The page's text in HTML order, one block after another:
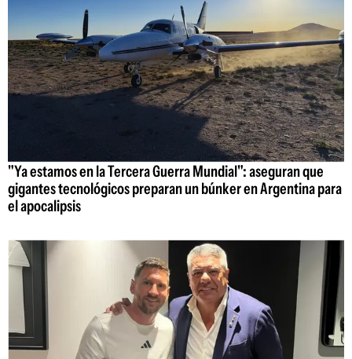
"Ya estamos en la Tercera Guerra Mundial": aseguran que
gigantes tecnológicos preparan un búnker en Argentina para
el apocalipsis